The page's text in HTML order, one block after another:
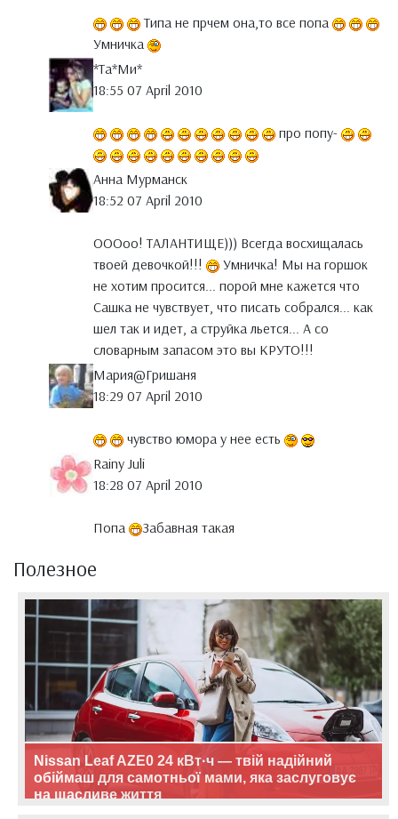
Типа не прчем она,то все попа
Умничка
*Тa*Ми*
18:55 07 April 2010
про попу-
Анна Мурманск
18:52 07 April 2010
ОООоо! ТАЛАНТИЩЕ))) Всегда восхищалась
твоей девочкой!!!
Умничка! Мы на горшок
не хотим просится... порой мне кажется что
Сашка не чувствует, что писать собрался... как
шел так и идет, а струйка льется... А со
словарным запасом это вы КРУТО!!!
Мария@Гришаня
18:29 07 April 2010
чувство юмора у нее есть
Rainy Juli
18:28 07 April 2010
Попа Забавная такая
Полезное
Nissan Leaf AZE0 24 кВт·ч — твій надійний
обіймаш для самотньої мами, яка заслуговує
на щасливе життя